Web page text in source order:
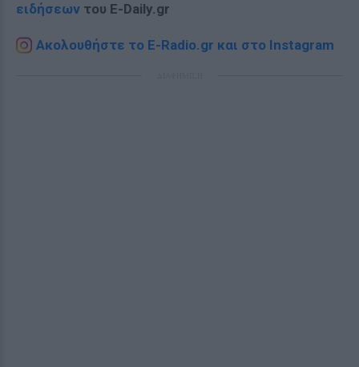
ειδήσεων του E-Daily.gr
Ακολουθήστε το E-Radio.gr και στο Instagram